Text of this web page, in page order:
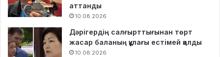
аттанды
10.08.2026
Дәрігердің салғырттығынан төрт
жасар баланың құлағы естімей қалды
10.08.2026